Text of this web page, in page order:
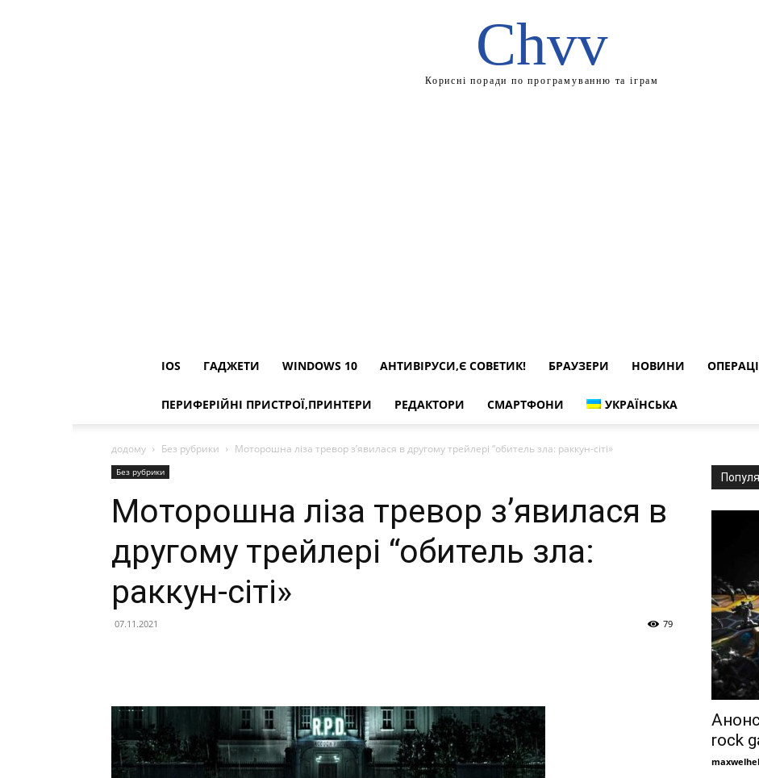
Chvv
Корисні поради по програмуванню та іграм
IOS ГАДЖЕТИ WINDOWS 10 АНТИВІРУСИ,Є СОВЕТИК! БРАУЗЕРИ НОВИНИ
ПЕРИФЕРІЙНІ ПРИСТРОЇ,ПРИНТЕРИ РЕДАКТОРИ СМАРТФОНИ УКРАЇНСЬКА
додому Без рубрики Моторошна ліза тревор з’явилася в другому трейлері “обитель зла: раккун-сіті»
Без рубрики
Моторошна ліза тревор з’явилася в
другому трейлері “обитель зла:
раккун-сіті»
07.11.2021 79
rock